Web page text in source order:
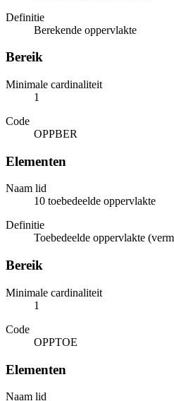
Definitie
Berekende oppervlakte
Bereik
Minimale cardinaliteit
1
Code
OPPBER
Elementen
Naam lid
10 toebedeelde oppervlakte
Definitie
Toebedeelde oppervlakte
Bereik
Minimale cardinaliteit
1
Code
OPPTOE
Elementen
Naam lid